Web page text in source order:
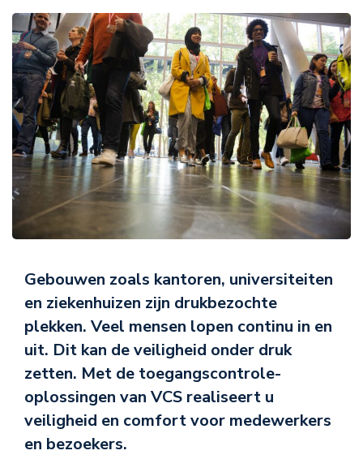
Gebouwen zoals kantoren, universiteiten
en ziekenhuizen zijn drukbezochte
plekken. Veel mensen lopen continu in en
uit. Dit kan de veiligheid onder druk
zetten. Met de toegangscontrole-
oplossingen van VCS realiseert u
veiligheid en comfort voor medewerkers
en bezoekers.